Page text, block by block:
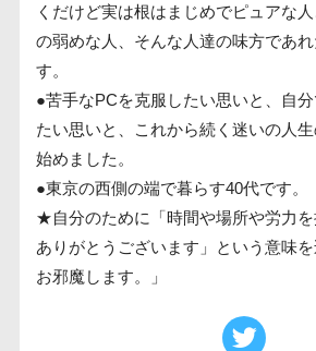
くだけど実は根はまじめでピュアな
の弱めな人、そんな人達の味方であ
す。
●苦手なPCを克服したい思いと、自
たい思いと、これから続く迷いの人
始めました。
●東京の西側の端で暮らす40代です。
★自分のために「時間や場所や労力を
ありがとうございます」という意味
お邪魔します。」